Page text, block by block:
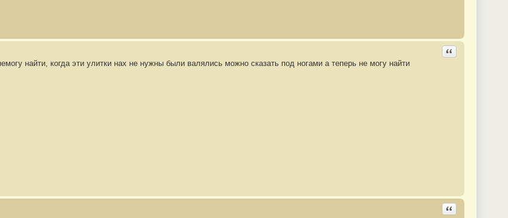
Ответить с
найти, когда эти улитки нах не нужны были валялись можно сказать под ногами а теперь не могу найти
Ответить с